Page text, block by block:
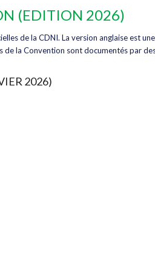
(EDITION 2026)
de la CDNI. La version anglaise est
la Convention sont documentés par
2026)